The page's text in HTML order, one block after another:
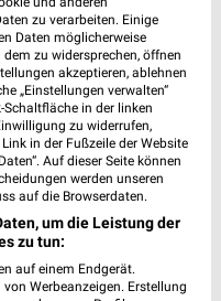
zu verarbeiten. Einige
Daten möglicherweise
zu widersprechen, öffnen
akzeptieren, ablehnen
„Einstellungen verwalten“
Schaltfläche in der linken
zu widerrufen,
in der Fußzeile der Website
Auf dieser Seite können
werden unseren
auf die Browserdaten.
um die Leistung der
zu tun:
auf einem Endgerät.
Werbeanzeigen. Erstellung